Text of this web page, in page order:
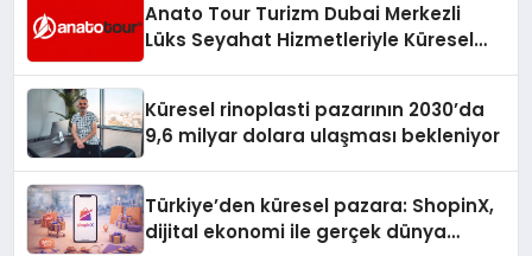
Anato Tour Turizm Dubai Merkezli
Lüks Seyahat Hizmetleriyle Küresel
Küresel rinoplasti pazarının 2030’da
9,6 milyar dolara ulaşması bekleniyor
Türkiye’den küresel pazara: ShopinX,
dijital ekonomi ile gerçek dünya